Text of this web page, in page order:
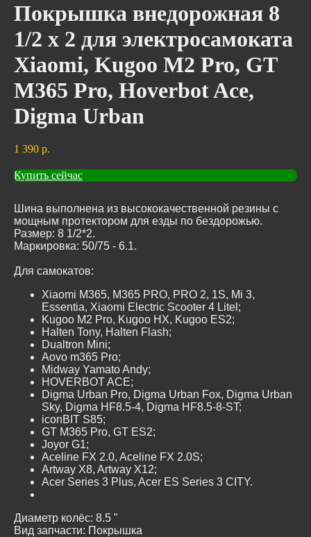
Покрышка внедорожная 8
1/2 x 2 для электросамоката
Xiaomi, Kugoo M2 Pro, GT
M365 Pro, Hoverbot Ace,
Digma Urban
1 390 р.
Купить сейчас
Шина выполнена из высококачественной резины с
мощным протектором для езды по бездорожью.
Размер: 8 1/2*2.
Маркировка: 50/75 - 6.1.
Для самокатов:
Xiaomi M365, M365 PRO, PRO 2, 1S, Mi 3,
Essentia, Xiaomi Electric Scooter 4 Litel;
Kugoo M2 Pro, Kugoo HX, Kugoo ES2;
Halten Tony, Halten Flash;
Dualtron Mini;
Aovo m365 Pro;
Midway Yamato Andy;
HOVERBOT ACE;
Digma Urban Pro, Digma Urban Fox, Digma Urban
Sky, Digma HF8.5-4, Digma HF8.5-8-ST;
iconBIT S85;
GT M365 Pro, GT ES2;
Joyor G1;
Aceline FX 2.0, Aceline FX 2.0S;
Artway X8, Artway X12;
Acer Series 3 Plus, Acer ES Series 3 CITY.
Диаметр колёс: 8.5 "
Вид запчасти: Покрышка